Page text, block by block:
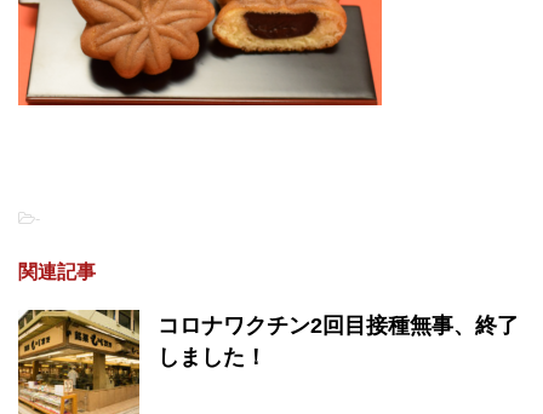
-
関連記事
コロナワクチン2回目接種無事、終了
しました！